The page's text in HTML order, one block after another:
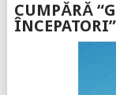
CUMPĂRĂ
ÎNCEPATORI”